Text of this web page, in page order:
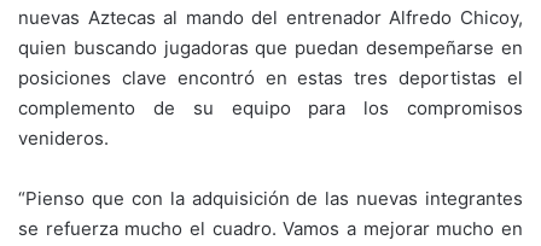
nuevas Aztecas al mando del entrenador Alfredo Chicoy,
quien buscando jugadoras que puedan desempeñarse en
posiciones clave encontró en estas tres deportistas el
complemento de su equipo para los compromisos
venideros.
“Pienso que con la adquisición de las nuevas integrantes
se refuerza mucho el cuadro. Vamos a mejorar mucho en